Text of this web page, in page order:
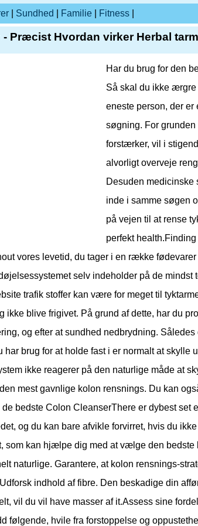
Sundhed Familie Fitness
Præcist Hvordan virker Herbal
Har du brug for den
Så skal du ikke
eneste person, der er
søgning. For
forstærker, vil i
alvorligt overveje
Desuden medicinske
inde i samme søgen
på vejen til at rense
perfekt
vores levetid, du tager i en række
selv indeholder på de mindst
trafik stoffer kan være for meget til
ikke blive frigivet. På grund af dette, har du
og efter at sundhed nedbrydning. Således
brug for at holde fast i er normalt at skylle
ikke reagerer på den naturlige måde at
mest gavnlige kolon rensnings. Du kan
bedste Colon CleanserThere er dybest set
og du kan bare afvikle forvirret, hvis du
som kan hjælpe dig med at vælge den bedste
naturlige. Garantere, at kolon rensnings-
indhold af fibre. Den beskadige din
vil du vil have masser af it.Assess sine
følgende, hvile fra forstoppelse og